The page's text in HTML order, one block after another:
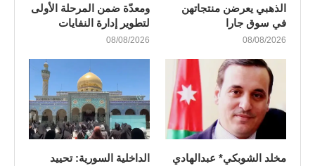
الذهبي يعرضن منتجاتهن
في سوق جارا
08/08/2026
ومعدّة ضمن المرحلة الأولى
لتطوير إدارة النفايات
08/08/2026
مخلد الشوبكي* عبدالهادي
الداخلية السورية: تحييد